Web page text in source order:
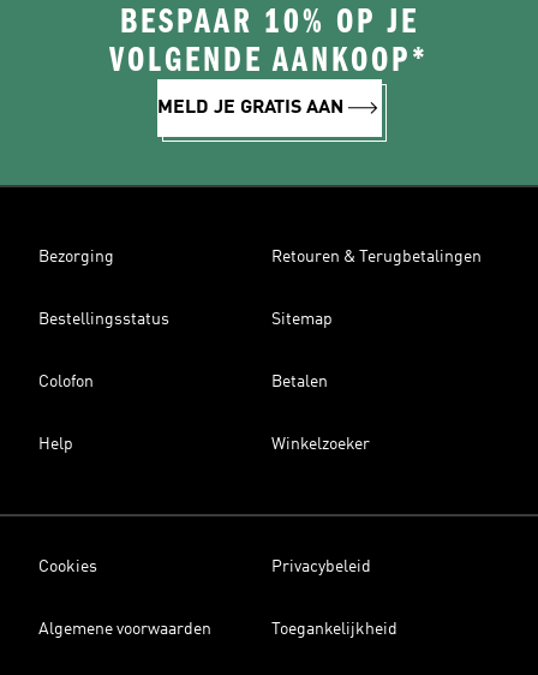
BESPAAR 10% OP JE
VOLGENDE AANKOOP*
MELD JE GRATIS AAN
Bezorging Retouren & Terugbetalingen
Bestellingsstatus Sitemap
Colofon Betalen
Help Winkelzoeker
Cookies Privacybeleid
Algemene voorwaarden Toegankelijkheid